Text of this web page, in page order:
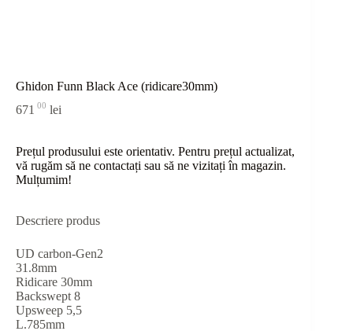
Ghidon Funn Black Ace (ridicare30mm)
671 00 lei
Prețul produsului este orientativ. Pentru prețul actualizat,
vă rugăm să ne contactați sau să ne vizitați în magazin.
Mulțumim!
Descriere produs
UD carbon-Gen2
31.8mm
Ridicare 30mm
Backswept 8
Upsweep 5,5
L.785mm